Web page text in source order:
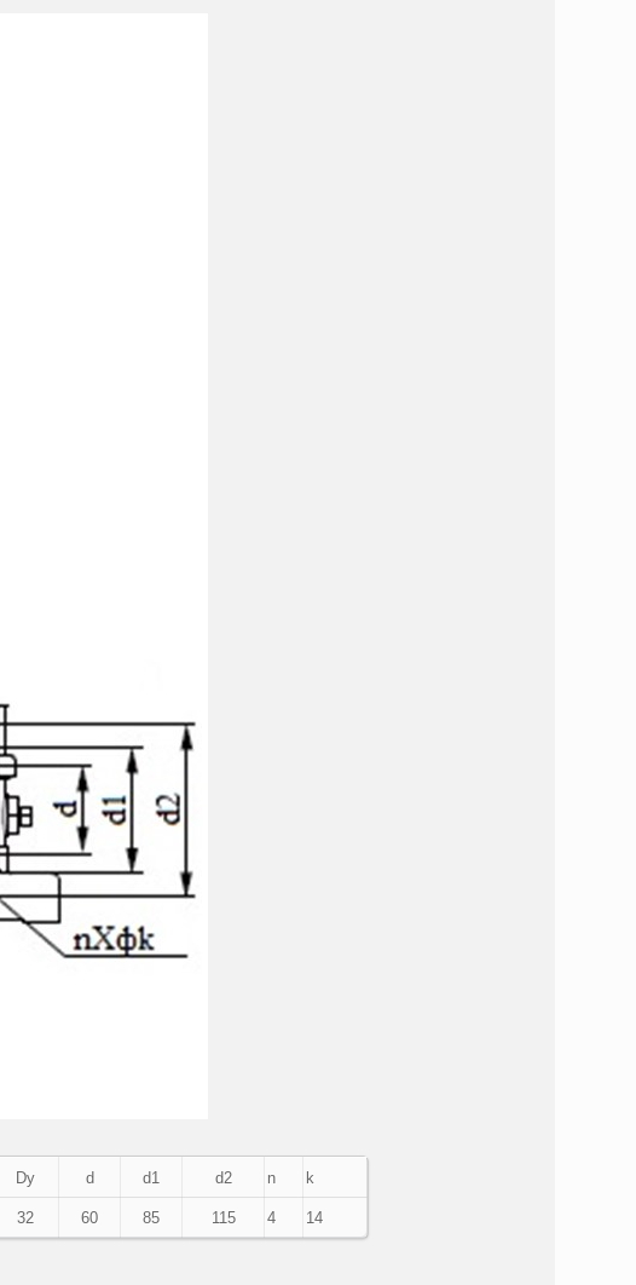
Dy d d1 d2 n k
32 60 85 115 4 14